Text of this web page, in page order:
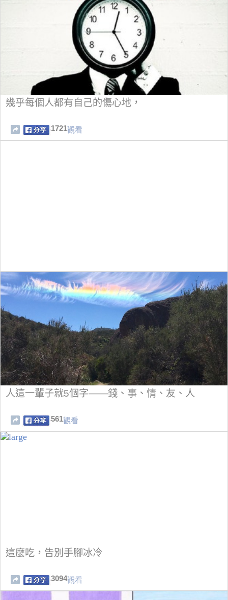
幾乎每個人都有自己的傷心地，
1721觀看
人這一輩子就5個字——錢、事、情、友、人
561觀看
這麼吃，告別手腳冰冷
3094觀看